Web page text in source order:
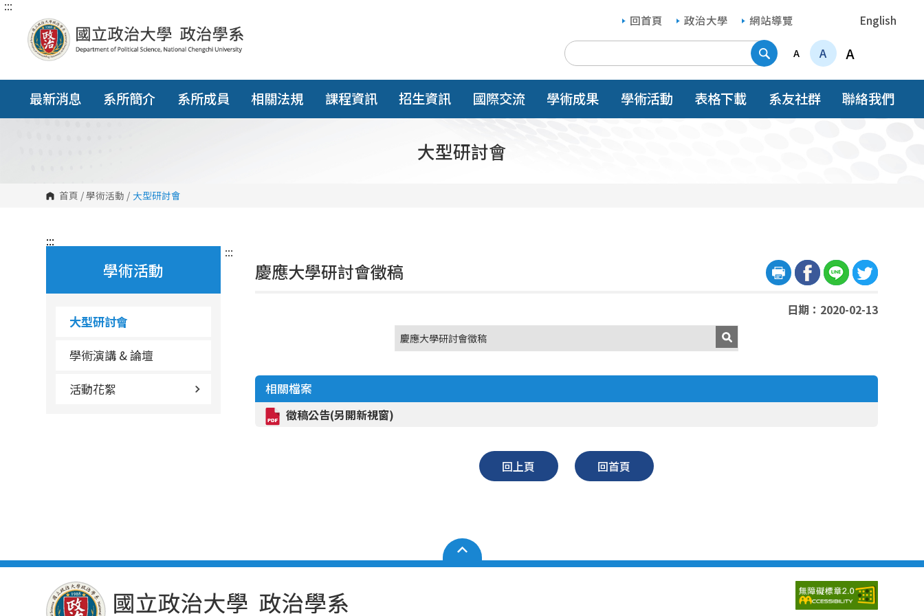
跳
塊
:::
回首頁 政治大學 網站導覽 English
搜尋A A A
最新消息 系所簡介 系所成員 相關法規 課程資訊 招生資訊 國際交流 學術成果 學術活動 表格下載 系友社群 聯絡我們
大型研討會
首頁 /學術活動 / 大型研討會
:::
學術活動
大型研討會
學術演講 & 論壇
活動花絮
:::
慶應大學研討會徵稿
日期：2020-02-13
慶應大學研討會徵稿
相關檔案
徵稿公告(另開新視窗)
回上頁 回首頁